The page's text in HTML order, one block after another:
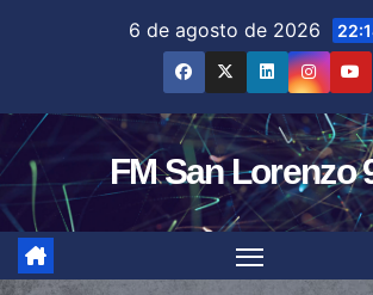
6 de agosto de 2026
FM San Lorenzo